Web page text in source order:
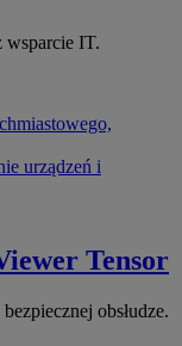
wsparcie IT.
urządzeń i
Tensor
obsłudze.